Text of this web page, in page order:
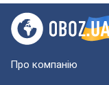
Про компанію